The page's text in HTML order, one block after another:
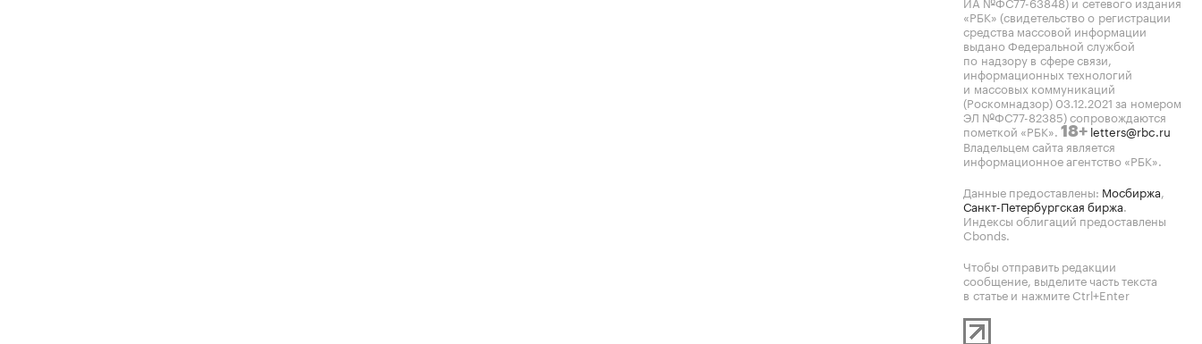
«РБК» (свидетельство о регистрации
средства массовой информации
выдано Федеральной службой
по надзору в сфере связи,
информационных технологий
и массовых коммуникаций
(Роскомнадзор) 03.12.2021 за номером
ЭЛ №ФС77-82385) сопровождаются
пометкой «РБК». 18+ letters@rbc.ru
Владельцем сайта является
информационное агентство «РБК».
Данные предоставлены: Мосбиржа,
Санкт-Петербургская биржа.
Индексы облигаций предоставлены
Cbonds.
Чтобы отправить редакции
сообщение, выделите часть текста
в статье и нажмите Ctrl+Enter